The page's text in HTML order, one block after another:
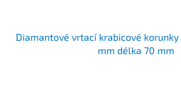
Diamantové vrtací krabicové
mm délka 70 mm